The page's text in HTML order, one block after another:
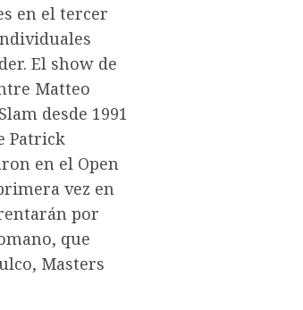
en el tercer
El show de
Matteo
desde 1991
Patrick
en el Open
vez en
por
que
Masters